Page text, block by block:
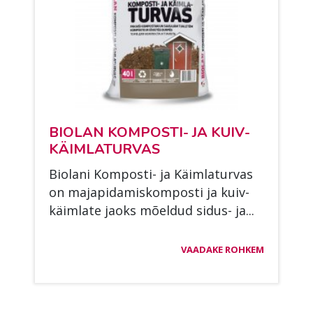
BIO­LAN KOM­POS­TI- JA KUIV­
KÄIM­LA­TUR­VAS
Bio­la­ni Kom­pos­ti- ja Käim­la­tur­vas
on ma­ja­pi­da­mis­kom­pos­ti ja kuiv­
käim­la­te jaoks mõel­dud si­dus- ja...
VAADAKE ROHKEM